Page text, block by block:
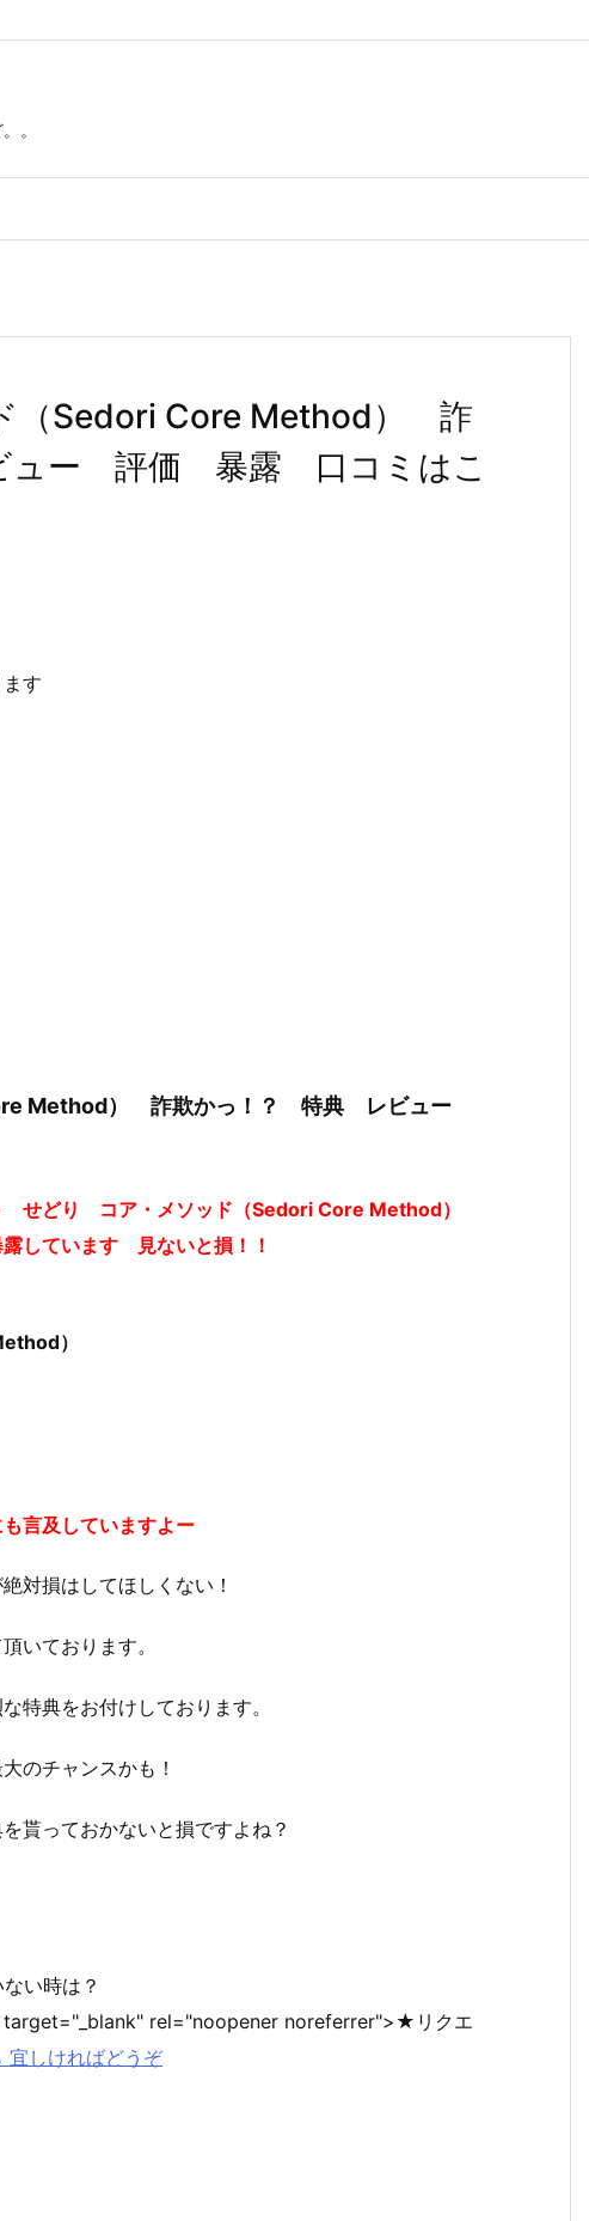
。
（Sedori Core Method） 詐
ー 評価 暴露 口コミはこ
す
Method） 詐欺かっ！？ 特典 レビュー
せどり コア・メソッド（Sedori Core Method）
ています 見ないと損！！
）
言及していますよー
対損はしてほしくない！
いております。
特典をお付けしております。
のチャンスかも！
貰っておかないと損ですよね？
い時は？
rel="noopener noreferrer">★リクエ
宜しければどうぞ